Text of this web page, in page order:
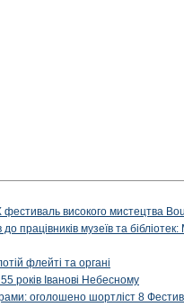
фестиваль високого мистецтва
до працівників музеїв та
флейті та органі
років Іванові Небесному
оголошено шортліст 8